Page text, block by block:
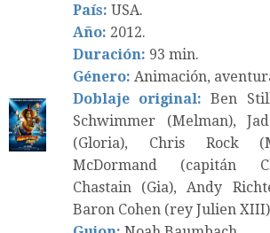
País: USA.
Año: 2012.
Duración: 93 min.
Género: Animación,
Doblaje original:Ben
Schwimmer (Melman),
(Gloria), Chris Rock
McDormand (capitán
Chastain (Gia), Andy
Baron Cohen (rey Julien